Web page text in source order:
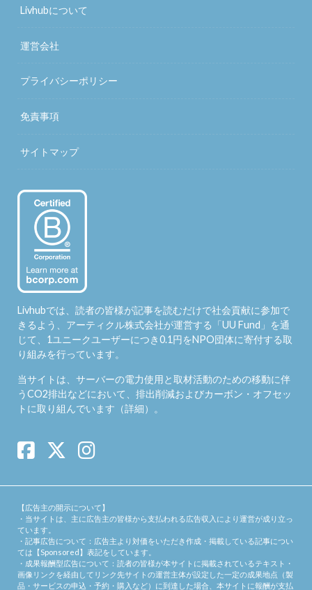
Livhubについて
運営会社
プライバシーポリシー
免責事項
サイトマップ
Livhubでは、読者の皆様が記事を読むだけで社会貢献に参加で
きるよう、アーティクル株式会社が運営する「UU Fund 」を通
じて、1ユニークユーザーにつき0.1円をNPO団体に寄付する取
り組みを行っています。
当サイトは、サーバーの電力使用と取材活動のための移動に伴
うCO2排出などにおいて、排出削減およびカーボン・オフセッ
トに取り組んでいます（詳細）。
【広告主の開示について】
・当サイトは、主に広告主の皆様から支払われる広告収入により運営が成り立っ
ています。
・記事広告について：広告主より対価をいただき作成・掲載している記事につい
ては【Sponsored】表記をしています。
・成果報酬型広告について：読者の皆様が本サイトに掲載されているテキスト・
画像リンクを経由してリンク先サイトの運営主体が設定した一定の成果地点（製
品・サービスの申込・予約・購入など）に到達した場合、本サイトに報酬が支払